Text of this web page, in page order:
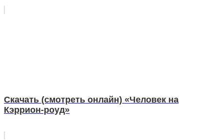
Скачать (смотреть онлайн) «Человек на
Кэррион-роуд»